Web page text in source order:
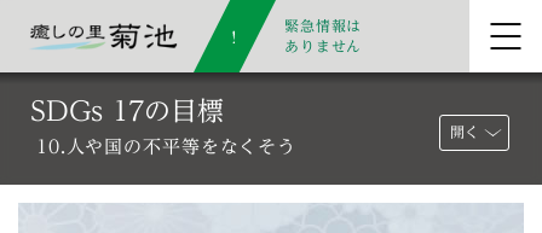
緊急情報は
ありません
SDGs 17の目標
10.人や国の不平等をなくそう
開く